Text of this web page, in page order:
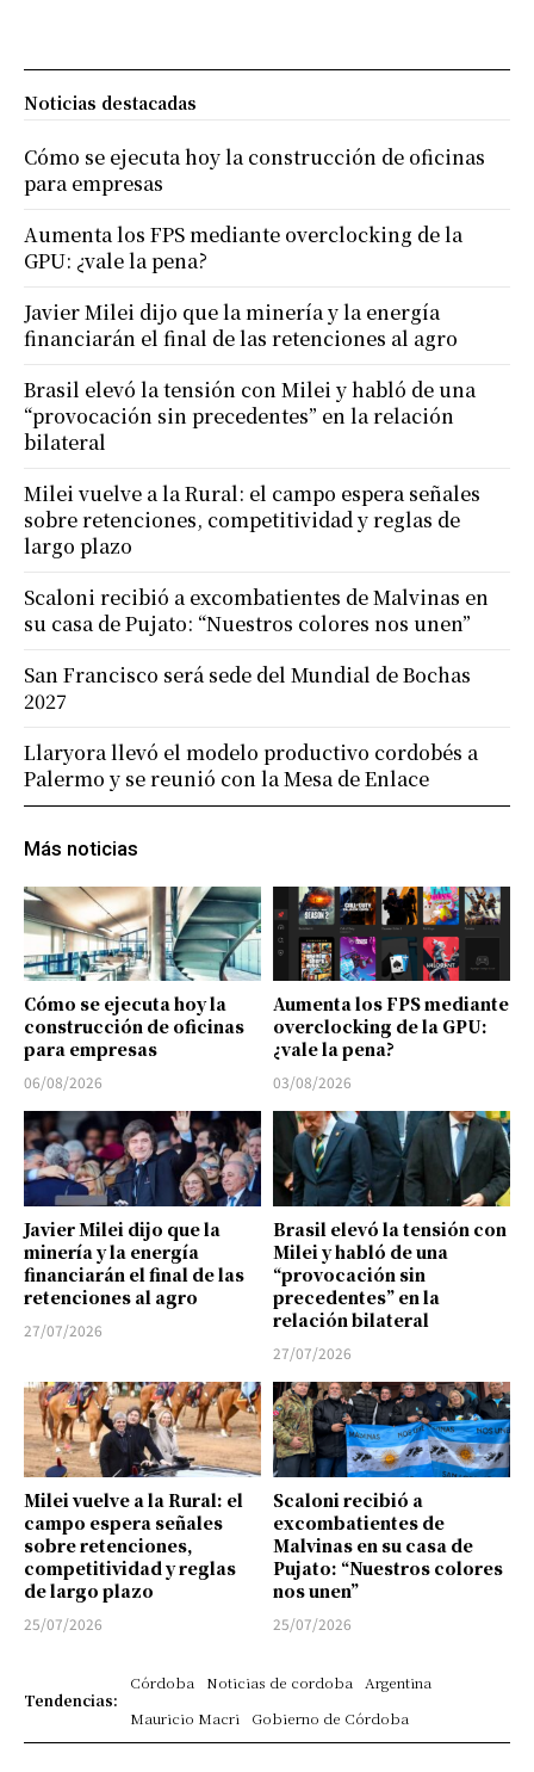
Más noticias
Cómo se ejecuta hoy la
construcción de oficinas
para empresas
06/08/2026
Aumenta los FPS mediante
overclocking de la GPU:
¿vale la pena?
03/08/2026
Javier Milei dijo que la
minería y la energía
financiarán el final de las
retenciones al agro
27/07/2026
Brasil elevó la tensión con
Milei y habló de una
“provocación sin
precedentes” en la
relación bilateral
27/07/2026
Milei vuelve a la Rural: el
campo espera señales
sobre retenciones,
competitividad y reglas
de largo plazo
25/07/2026
Scaloni recibió a
excombatientes de
Malvinas en su casa de
Pujato: “Nuestros colores
nos unen”
25/07/2026
Tendencias:
Córdoba Noticias de cordoba
Argentina
Mauricio Macri
Gobierno de Córdoba
Noticias destacadas
Cómo se ejecuta hoy la construcción de oficinas
para empresas
Aumenta los FPS mediante overclocking de la
GPU: ¿vale la pena?
Javier Milei dijo que la minería y la energía
financiarán el final de las retenciones al agro
Brasil elevó la tensión con Milei y habló de una
“provocación sin precedentes” en la relación
bilateral
Milei vuelve a la Rural: el campo espera señales
sobre retenciones, competitividad y reglas de
largo plazo
Scaloni recibió a excombatientes de Malvinas en
su casa de Pujato: “Nuestros colores nos unen”
San Francisco será sede del Mundial de Bochas
2027
Llaryora llevó el modelo productivo cordobés a
Palermo y se reunió con la Mesa de Enlace